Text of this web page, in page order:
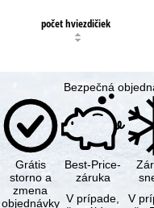
počet hviezdičiek
Bezpečná
Grátis
storno a
zmena
objednávky
Best-Price-
záruka
V prípade,
V